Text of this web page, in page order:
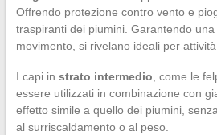
Offrendo protezione contro vento e
traspiranti dei piumini. Garantendo
movimento, si rivelano ideali per
I capi in strato intermedio, come le
essere utilizzati in combinazione con
effetto simile a quello dei piumini,
al surriscaldamento o al peso.